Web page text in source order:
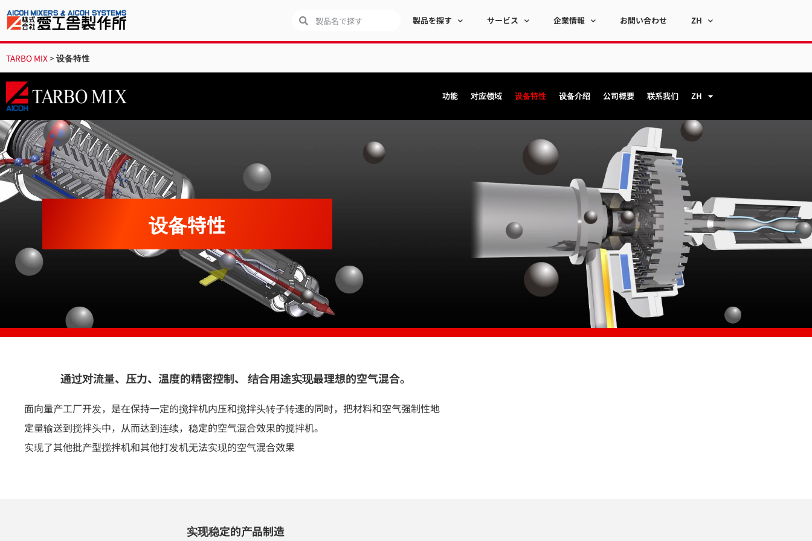
製品を探す サービス 企業情報 お問い合わせ ZH
TARBO MIX> 设备特性
功能 对应领域 设备特性 设备介绍 公司概要 联系我们 ZH
设备特性
通过对流量、压力、温度的精密控制、 结合用途实现最理想的空气混合。
面向量产工厂开发，是在保持一定的搅拌机内压和搅拌头转子转速的同时，把材料和空气强制性地
定量输送到搅拌头中，从而达到连续，稳定的空气混合效果的搅拌机。
实现了其他批产型搅拌机和其他打发机无法实现的空气混合效果
实现稳定的产品制造